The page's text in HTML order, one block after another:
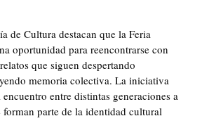
de Cultura destacan que la Feria
oportunidad para reencontrarse con
que siguen despertando
memoria colectiva. La iniciativa
entre distintas generaciones a
forman parte de la identidad cultural